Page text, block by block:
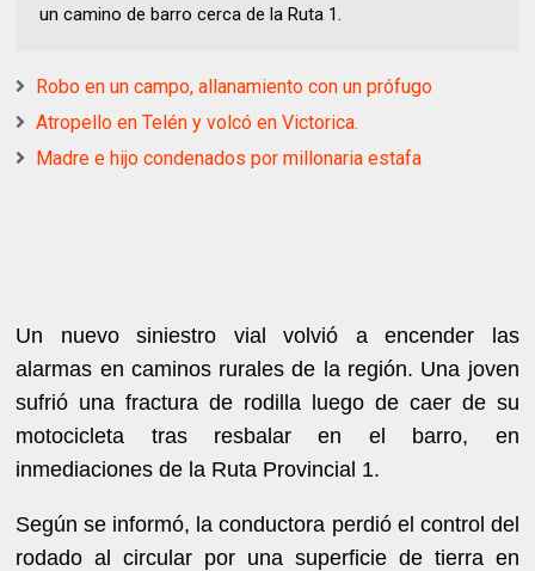
un camino de barro cerca de la Ruta 1.
Robo en un campo, allanamiento con un prófugo
Atropello en Telén y volcó en Victorica.
Madre e hijo condenados por millonaria estafa
Un nuevo siniestro vial volvió a encender las
alarmas en caminos rurales de la región. Una joven
sufrió una fractura de rodilla luego de caer de su
motocicleta tras resbalar en el barro, en
inmediaciones de la Ruta Provincial 1.
Según se informó, la conductora perdió el control del
rodado al circular por una superficie de tierra en